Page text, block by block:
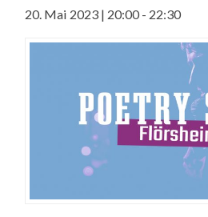
20. Mai 2023 | 20:00 - 22:30